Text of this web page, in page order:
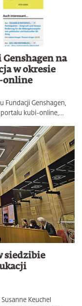
na
w okresie
online
Fundacji Genshagen,
portalu kubi-online,…
siedzibie
Keuchel